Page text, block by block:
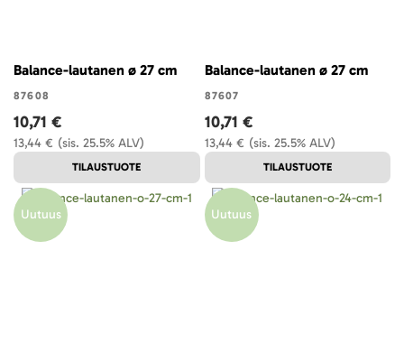
Balance-lautanen ø 27 cm
87608
(sis. 25.5% ALV)
13,44 €
10,71 €
TILAUSTUOTE
Balance-lautanen ø 27 cm
87607
(sis. 25.5% ALV)
13,44 €
10,71 €
TILAUSTUOTE
Uutuus Uutuus